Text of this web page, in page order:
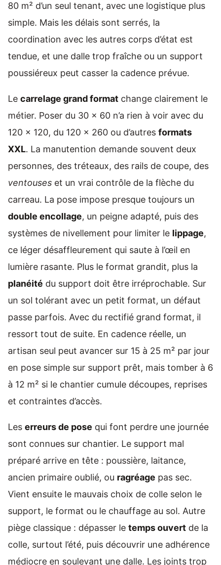
80 m² d’un seul tenant, avec une logistique plus
simple. Mais les délais sont serrés, la
coordination avec les autres corps d’état est
tendue, et une dalle trop fraîche ou un support
poussiéreux peut casser la cadence prévue.
Le carrelage grand format change clairement le
métier. Poser du 30 x 60 n’a rien à voir avec du
120 x 120, du 120 x 260 ou d’autres formats
XXL. La manutention demande souvent deux
personnes, des tréteaux, des rails de coupe, des
ventouses et un vrai contrôle de la flèche du
carreau. La pose impose presque toujours un
double encollage, un peigne adapté, puis des
systèmes de nivellement pour limiter le lippage,
ce léger désaffleurement qui saute à l’œil en
lumière rasante. Plus le format grandit, plus la
planéité du support doit être irréprochable. Sur
un sol tolérant avec un petit format, un défaut
passe parfois. Avec du rectifié grand format, il
ressort tout de suite. En cadence réelle, un
artisan seul peut avancer sur 15 à 25 m² par jour
en pose simple sur support prêt, mais tomber à 6
à 12 m² si le chantier cumule découpes, reprises
et contraintes d’accès.
Les erreurs de pose qui font perdre une journée
sont connues sur chantier. Le support mal
préparé arrive en tête : poussière, laitance,
ancien primaire oublié, ou ragréage pas sec.
Vient ensuite le mauvais choix de colle selon le
support, le format ou le chauffage au sol. Autre
piège classique : dépasser le temps ouvert de la
colle, surtout l’été, puis découvrir une adhérence
médiocre en soulevant une dalle. Les joints trop